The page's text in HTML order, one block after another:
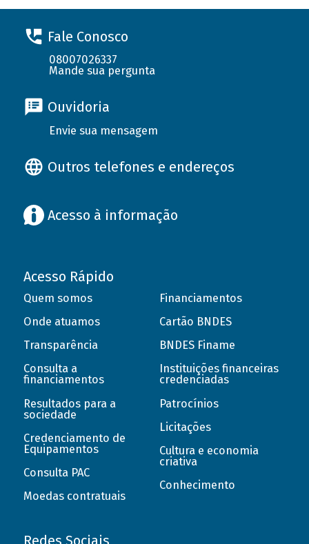
Fale Conosco
08007026337
Mande sua pergunta
Ouvidoria
Envie sua mensagem
Outros telefones e endereços
Acesso à informação
Acesso Rápido
Quem somos
Onde atuamos
Transparência
Consulta a
financiamentos
Resultados para a
sociedade
Credenciamento de
Equipamentos
Consulta PAC
Moedas contratuais
Financiamentos
Cartão BNDES
BNDES Finame
Instituições financeiras
credenciadas
Patrocínios
Licitações
Cultura e economia
criativa
Conhecimento